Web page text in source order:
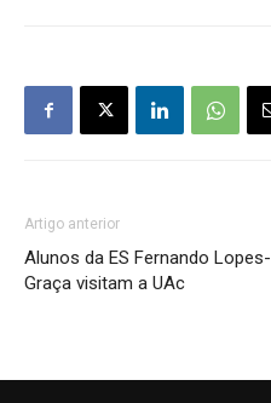
Artigo anterior
Alunos da ES Fernando Lopes-
Graça visitam a UAc